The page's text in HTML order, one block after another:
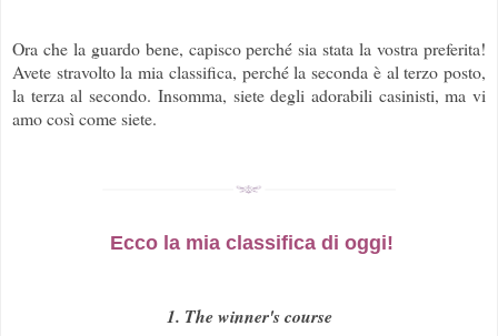
Ora che la guardo bene, capisco perché sia stata la vostra preferita!
Avete stravolto la mia classifica, perché la seconda è al terzo posto,
la terza al secondo. Insomma, siete degli adorabili casinisti, ma vi
amo così come siete.
Ecco la mia classifica di oggi!
1. The winner's course